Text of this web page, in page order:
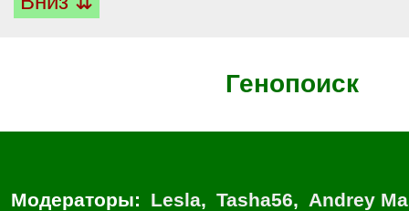
Генопоиск
Модераторы: Lesla, Tasha56, Andrey